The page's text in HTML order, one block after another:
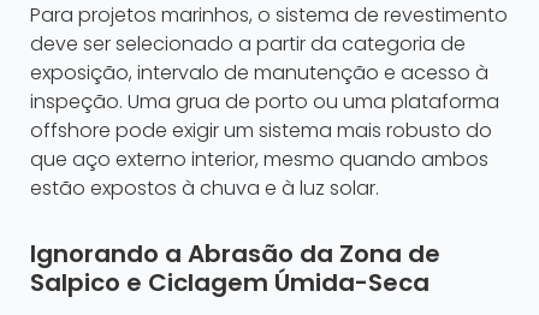
Para projetos marinhos, o sistema de revestimento
deve ser selecionado a partir da categoria de
exposição, intervalo de manutenção e acesso à
inspeção. Uma grua de porto ou uma plataforma
offshore pode exigir um sistema mais robusto do
que aço externo interior, mesmo quando ambos
estão expostos à chuva e à luz solar.
Ignorando a Abrasão da Zona de
Salpico e Ciclagem Úmida-Seca